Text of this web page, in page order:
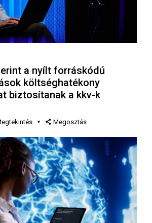
a nyílt forráskódú
költséghatékony
biztosítanak a kkv-k
Megosztás